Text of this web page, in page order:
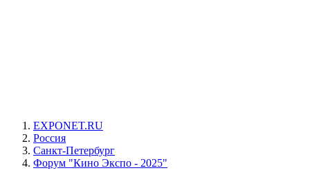
EXPONET.RU
Россия
Санкт-Петербург
Форум "Кино Экспо - 2025"